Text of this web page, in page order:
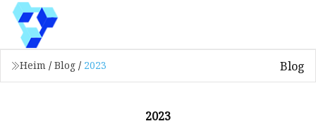
Heim / Blog / 2023 Blog
2023